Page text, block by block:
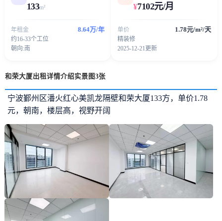
133m²
年租金 8.64万/年
约16-33个工位
朝向:南
¥7102元/月
单价 1.78元/m²/天
精装修
2025-12-21更新
和荣大厦出租详情介绍实景图3张
宁波鄞州区潘火红心美凯龙隔壁和荣大厦133方，单价1.78
元，朝南，楼层高，视野开阔